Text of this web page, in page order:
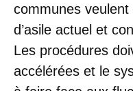
communes
d’asile actuel et
Les procédures
accélérées et le